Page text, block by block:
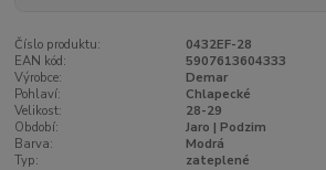
Číslo produktu:
0432EF-28
EAN kód:
5907613604333
Výrobce:
Demar
Pohlaví:
Chlapecké
Velikost:
28-29
Období:
Jaro | Podzim
Barva:
Modrá
Typ:
zateplené